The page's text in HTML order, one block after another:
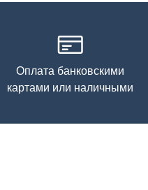
Оплата банковскими
картами или наличными